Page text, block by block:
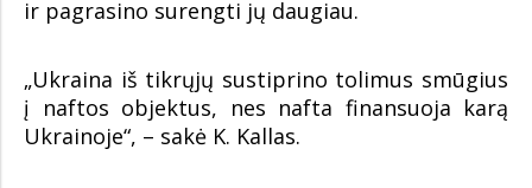
ir pagrasino surengti jų daugiau.
„Ukraina iš tikrųjų sustiprino tolimus smūgius
į naftos objektus, nes nafta finansuoja karą
Ukrainoje“, – sakė K. Kallas.